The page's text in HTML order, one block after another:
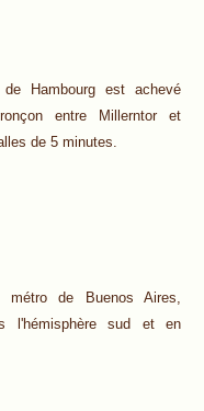
Hambourg est achevé
entre Millerntor et
de 5 minutes.
de Buenos Aires,
l'hémisphère sud et en